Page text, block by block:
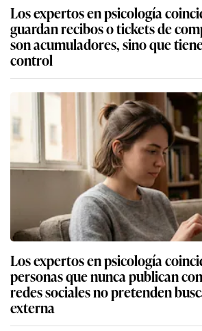
Los expertos en psicología
guardan recibos o tickets de
son acumuladores, sino que
control
Los expertos en psicología
personas que nunca publican
redes sociales no pretenden
externa